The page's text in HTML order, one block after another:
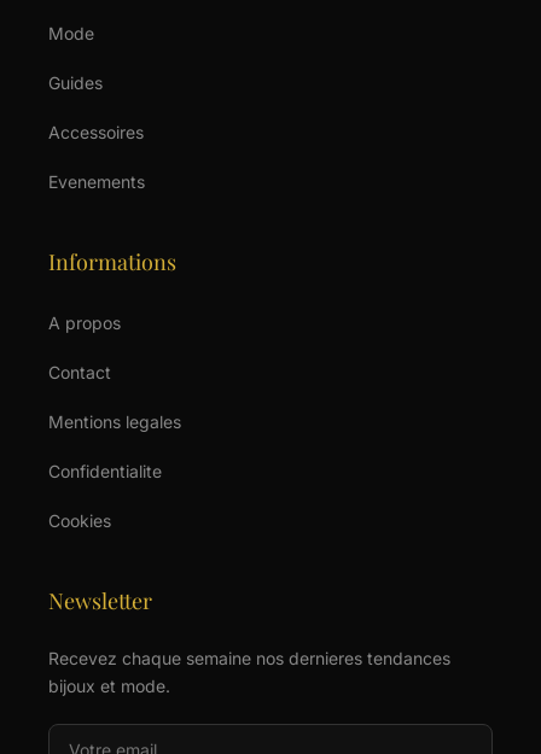
Mode
Guides
Accessoires
Evenements
Informations
A propos
Contact
Mentions legales
Confidentialite
Cookies
Newsletter
Recevez chaque semaine nos dernieres tendances
bijoux et mode.